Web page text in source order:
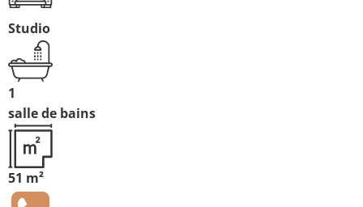
Studio
1
salle de bains
51 m²